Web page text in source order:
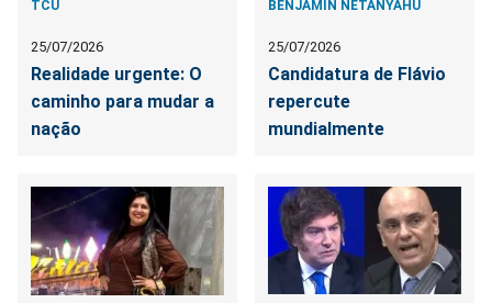
TCU
25/07/2026
Realidade urgente: O
caminho para mudar a
nação
BENJAMIN NETANYAHU
25/07/2026
Candidatura de Flávio
repercute
mundialmente